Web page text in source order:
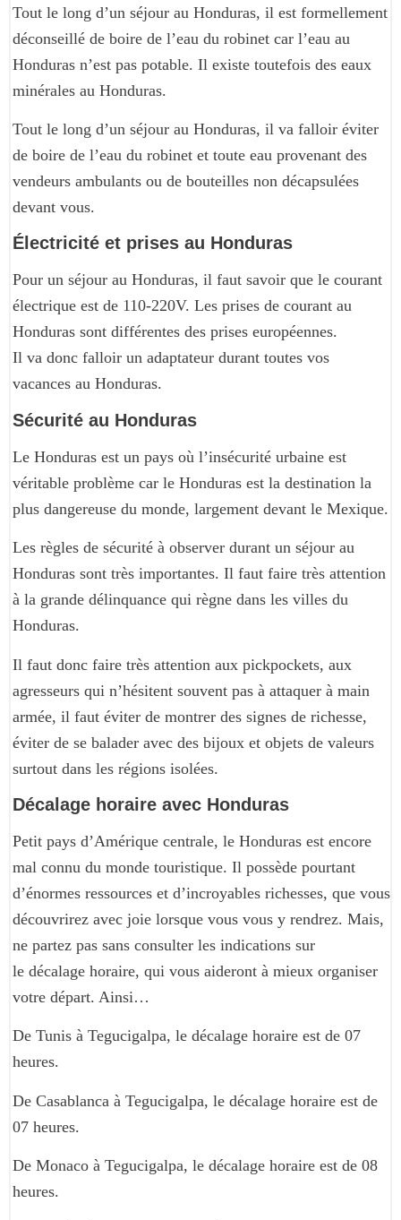
Tout le long d’un séjour au Honduras, il est formellement
déconseillé de boire de l’eau du robinet car l’eau au
Honduras n’est pas potable. Il existe toutefois des eaux
minérales au Honduras.
Tout le long d’un séjour au Honduras, il va falloir éviter
de boire de l’eau du robinet et toute eau provenant des
vendeurs ambulants ou de bouteilles non décapsulées
devant vous.
Électricité et prises au Honduras
Pour un séjour au Honduras, il faut savoir que le courant
électrique est de 110-220V. Les prises de courant au
Honduras sont différentes des prises européennes.
Il va donc falloir un adaptateur durant toutes vos
vacances au Honduras.
Sécurité au Honduras
Le Honduras est un pays où l’insécurité urbaine est
véritable problème car le Honduras est la destination la
plus dangereuse du monde, largement devant le Mexique.
Les règles de sécurité à observer durant un séjour au
Honduras sont très importantes. Il faut faire très attention
à la grande délinquance qui règne dans les villes du
Honduras.
Il faut donc faire très attention aux pickpockets, aux
agresseurs qui n’hésitent souvent pas à attaquer à main
armée, il faut éviter de montrer des signes de richesse,
éviter de se balader avec des bijoux et objets de valeurs
surtout dans les régions isolées.
Décalage horaire avec Honduras
Petit pays d’Amérique centrale, le Honduras est encore
mal connu du monde touristique. Il possède pourtant
d’énormes ressources et d’incroyables richesses, que vous
découvrirez avec joie lorsque vous vous y rendrez. Mais,
ne partez pas sans consulter les indications sur
le décalage horaire, qui vous aideront à mieux organiser
votre départ. Ainsi…
De Tunis à Tegucigalpa, le décalage horaire est de 07
heures.
De Casablanca à Tegucigalpa, le décalage horaire est de
07 heures.
De Monaco à Tegucigalpa, le décalage horaire est de 08
heures.